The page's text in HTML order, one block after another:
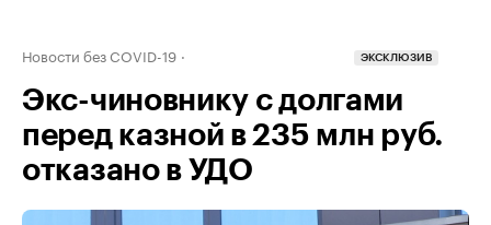
Новости без COVID-19 ЭКСКЛЮЗИВ
Экс-чиновнику с долгами
перед казной в 235 млн руб.
отказано в УДО